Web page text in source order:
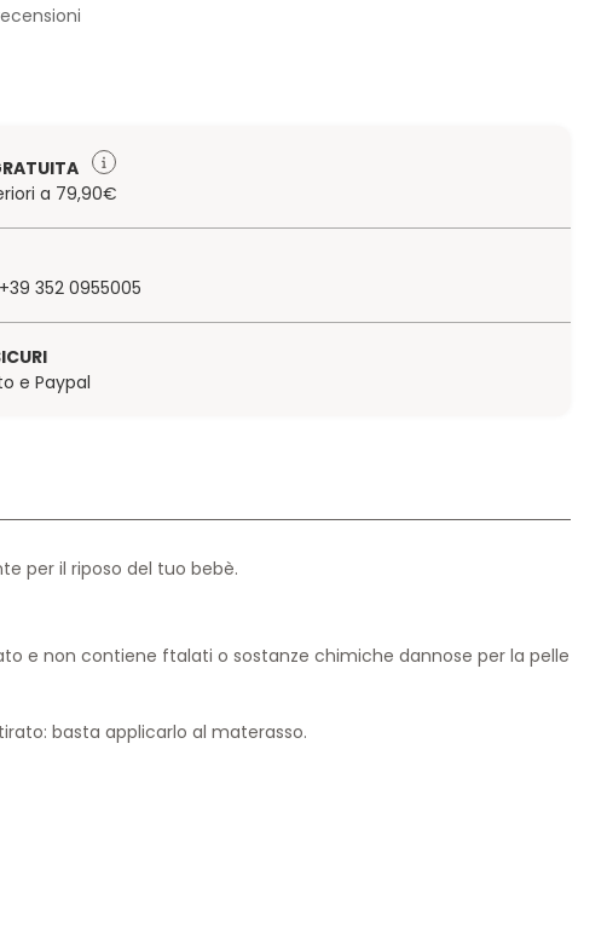
a 79,90€
352 0955005
e Paypal
per il riposo del tuo bebè.
e non contiene ftalati o sostanze chimiche dannose per la pelle
basta applicarlo al materasso.